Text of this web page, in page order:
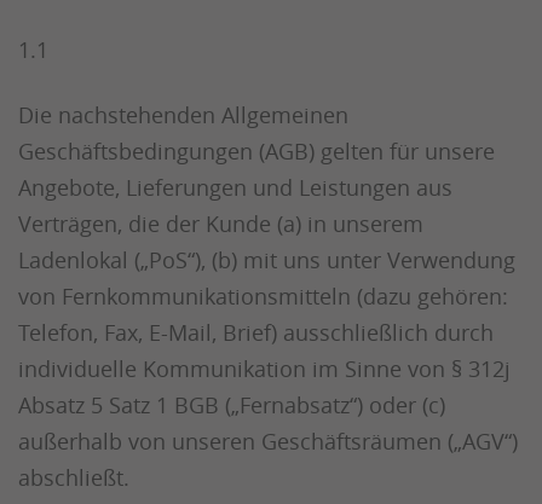
1.1
Die nachstehenden Allgemeinen
Geschäftsbedingungen (AGB) gelten für unsere
Angebote, Lieferungen und Leistungen aus
Verträgen, die der Kunde (a) in unserem
Ladenlokal („PoS“), (b) mit uns unter Verwendung
von Fernkommunikationsmitteln (dazu gehören:
Telefon, Fax, E-Mail, Brief) ausschließlich durch
individuelle Kommunikation im Sinne von § 312j
Absatz 5 Satz 1 BGB („Fernabsatz“) oder (c)
außerhalb von unseren Geschäftsräumen („AGV“)
abschließt.